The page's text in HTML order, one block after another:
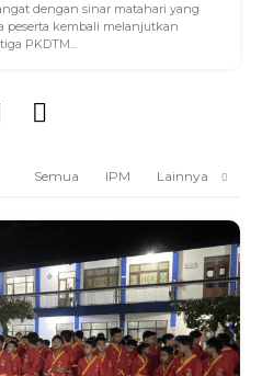
dengan sinar matahari yang
peserta kembali melanjutkan
PKDTM...
Semua IPM Lainnya